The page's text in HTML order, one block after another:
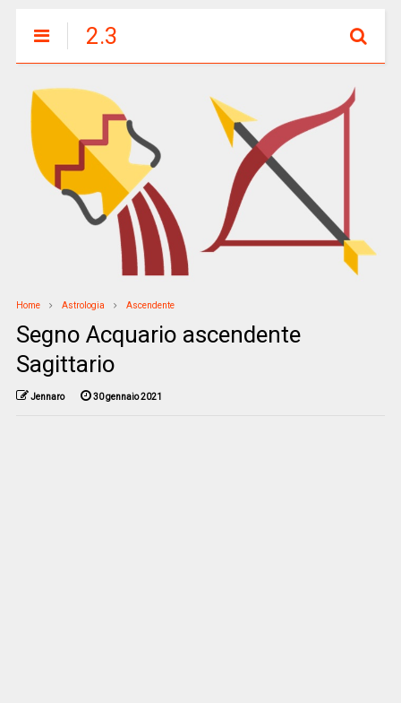
2.3
Home Astrologia Ascendente
Segno Acquario ascendente
Sagittario
Jennaro 30 gennaio 2021